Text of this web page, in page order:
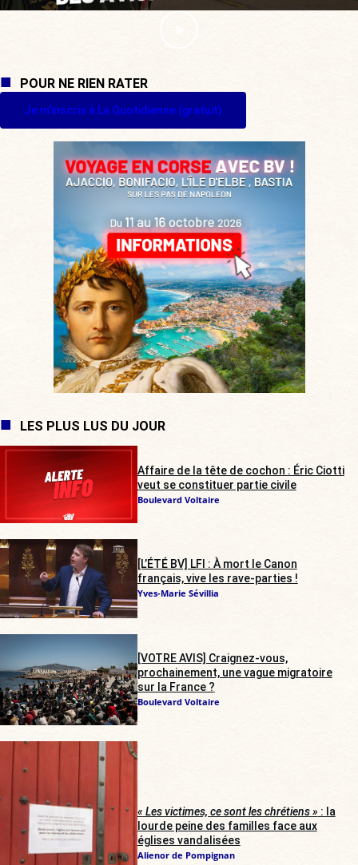
POUR NE RIEN RATER
Je m'inscris à La Quotidienne (gratuit)
LES PLUS LUS DU JOUR
Affaire de la tête de cochon : Éric Ciotti
veut se constituer partie civile
Boulevard Voltaire
[L’ÉTÉ BV] LFI : À mort le Canon
français, vive les rave-parties !
Yves-Marie Sévillia
[VOTRE AVIS] Craignez-vous,
prochainement, une vague migratoire
sur la France ?
Boulevard Voltaire
« Les victimes, ce sont les chrétiens » : la
lourde peine des familles face aux
églises vandalisées
Alienor de Pompignan